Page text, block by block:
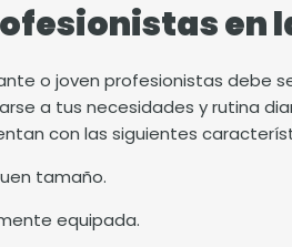
en
o joven profesionistas debe
a tus necesidades y rutina
con las siguientes
tamaño.
equipada.